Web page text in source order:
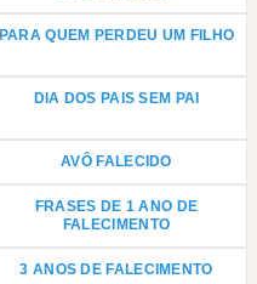
PARA QUEM PERDEU UM FILHO
DIA DOS PAIS SEM PAI
AVÔ FALECIDO
FRASES DE 1 ANO DE
FALECIMENTO
3 ANOS DE FALECIMENTO